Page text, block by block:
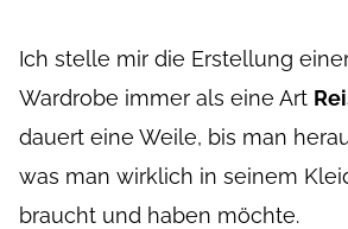
Ich stelle mir die Erstellung
Wardrobe immer als eine Art
dauert eine Weile, bis man
was man wirklich in seinem
braucht und haben möchte.